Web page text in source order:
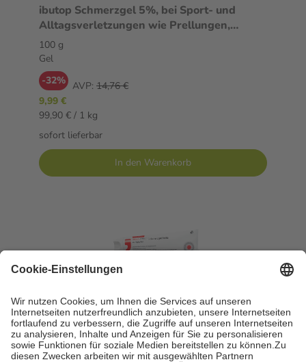
ibutop Schmerzgel 5%, bei Sport- und
Alltagsverletzungen wie Prellungen,
Verstauchungen oder Zerrungen 100 g Gel
100 g
Gel
-32% AVP: 14,76 €
9,99 €
99,90 € / 1 kg
sofort lieferbar
In den Warenkorb
DICLO-ADGC Schmerzgel forte Doppelpack
2X180 g Gel